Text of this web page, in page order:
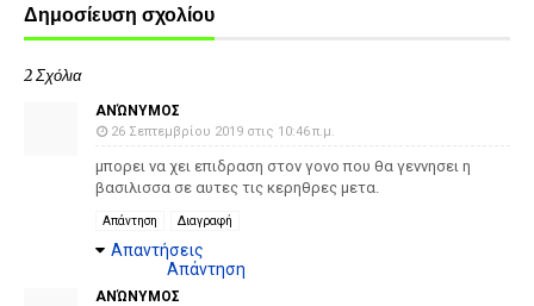
Δημοσίευση σχολίου
2 Σχόλια
ΑΝΏΝΥΜΟΣ
26 Σεπτεμβρίου 2019 στις 10:46 π.μ.
μπορει να χει επιδραση στον γονο που θα γεννησει η
βασιλισσα σε αυτες τις κερηθρες μετα.
Απάντηση Διαγραφή
Απαντήσεις
Απάντηση
ΑΝΏΝΥΜΟΣ